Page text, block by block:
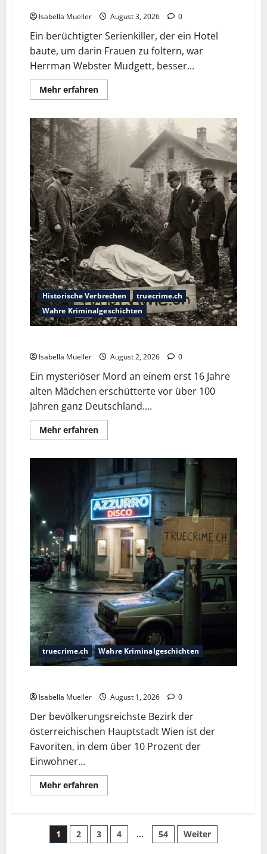
Isabella Mueller August 3, 2026 0
Ein berüchtigter Serienkiller, der ein Hotel
baute, um darin Frauen zu foltern, war
Herrman Webster Mudgett, besser...
Mehr erfahren
Historische Verbrechen
truecrime.ch
Wahre Kriminalgeschichten
Isabella Mueller August 2, 2026 0
Ein mysteriöser Mord an einem erst 16 Jahre
alten Mädchen erschütterte vor über 100
Jahren ganz Deutschland....
Mehr erfahren
truecrime.ch Wahre Kriminalgeschichten
Isabella Mueller August 1, 2026 0
Der bevölkerungsreichste Bezirk der
österreichischen Hauptstadt Wien ist der
Favoriten, in dem über 10 Prozent der
Einwohner...
Mehr erfahren
1 2 3 4 … 54 Weiter